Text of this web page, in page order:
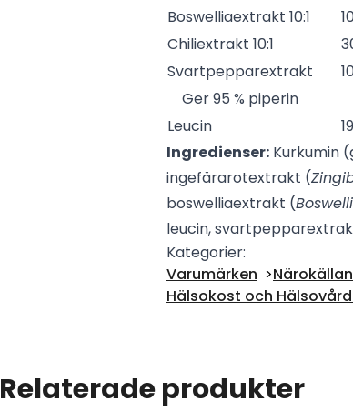
Boswelliaextrakt 10:1
Chiliextrakt 10:1
Svartpepparextrakt
Ger 95 % piperin
Leucin
Ingredienser: Kurkumin
ingefärarotextrakt (
boswelliaextrakt (
leucin,
Kategorier:
Varumärken
Hälsokost och
Relaterade produkter